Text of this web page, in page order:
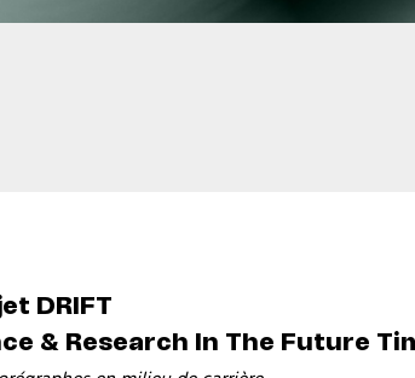
DRIFT
& Research In The Future